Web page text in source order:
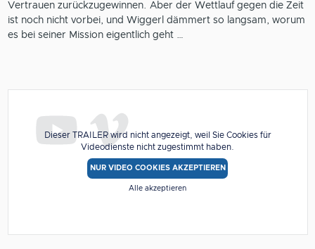
Dieser TRAILER wird nicht angezeigt, weil Sie Cookies für
Videodienste nicht zugestimmt haben.
NUR VIDEO COOKIES AKZEPTIEREN
Alle akzeptieren
Vertrauen zurückzugewinnen. Aber der Wettlauf gegen die Zeit
ist noch nicht vorbei, und Wiggerl dämmert so langsam, worum
es bei seiner Mission eigentlich geht …